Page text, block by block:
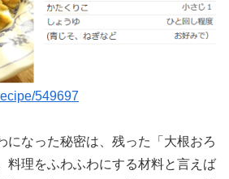
549697
になった秘密は、残った「大根おろ
料理をふわふわにする材料と言えば